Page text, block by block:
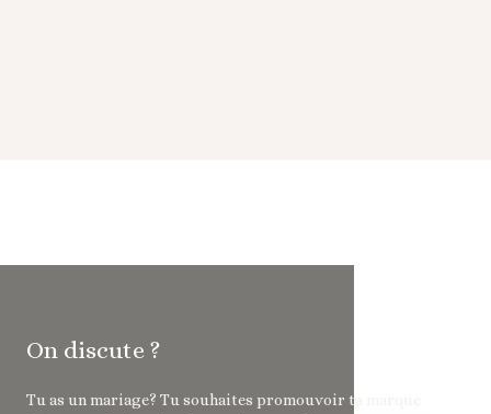
On discute ?
Tu as un mariage? Tu souhaites promouvoir ta marque